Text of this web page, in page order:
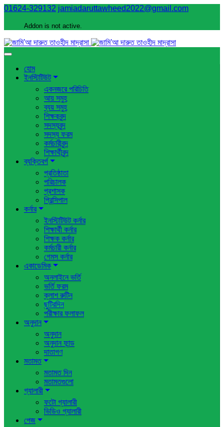
01624-329132 jamiadaruttawheed2022@gmail.com
Addon is not active.
হোম
ইনস্টিটিউট
একনজরে পরিচিতি
আয় সমুহ
ব্যয় সমুহ
শিক্ষকবৃন্দ
সদস্যবৃন্দ
সদস্য ফরম
কর্মচারীবৃন্দ
শিক্ষার্থীবৃন্দ
ব্যক্তিবর্গ
প্রতিষ্ঠাতা
পরিচালক
প্রশাসক
প্রিন্সিপাল
কর্নার
ইনস্টিটিউট কর্নার
শিক্ষার্থী কর্নার
শিক্ষক কর্নার
কর্মচারী কর্নার
গেমস কর্নার
একাডেমিক
অনলাইনে ভর্তি
ভর্তি ফরম
ক্লাশ রুটিন
ছুটিরদিন
পরীক্ষার ফলাফল
অনুদান
অনুদান
অনুদান ফান্ড
দাতাগণ
মতামত
মতামত দিন
মতামতগুলো
গ্যালারী
ফটো গ্যালারী
ভিডিও গ্যালারী
পেজ